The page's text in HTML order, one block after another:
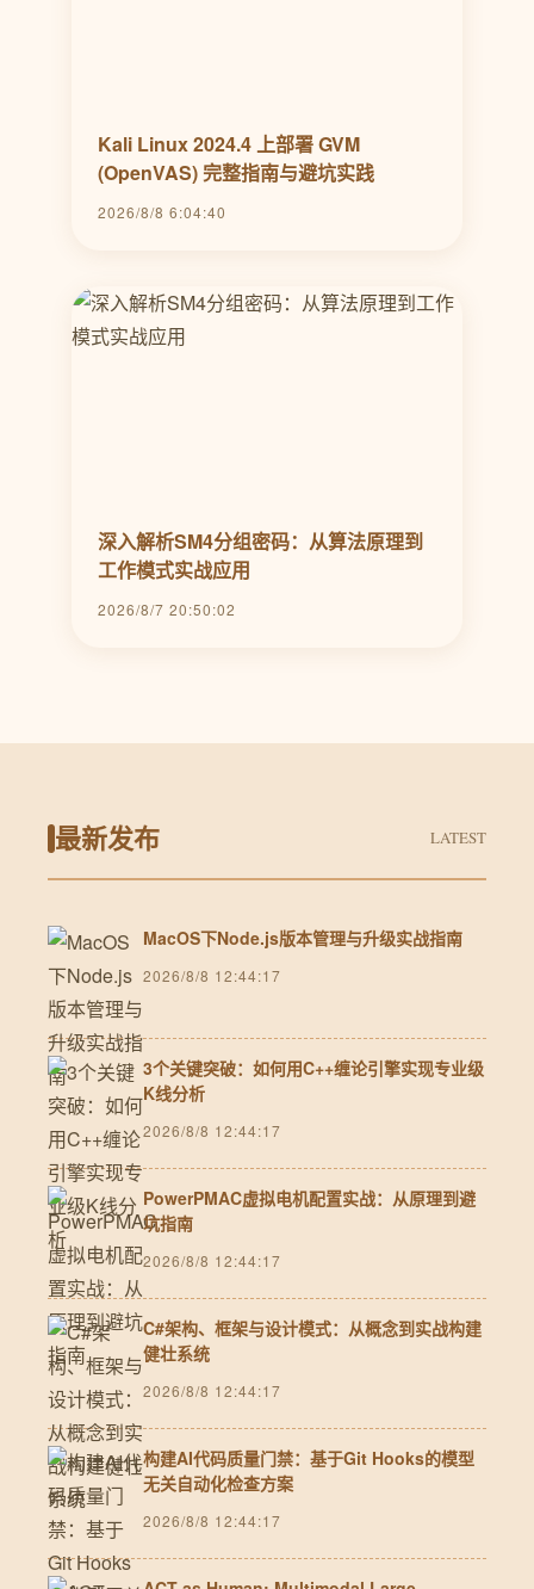
Kali Linux 2024.4 上部署 GVM
(OpenVAS) 完整指南与避坑实践
2026/8/8 6:04:40
深入解析SM4分组密码：从算法原理到
工作模式实战应用
2026/8/7 20:50:02
最新发布 LATEST
MacOS下Node.js版本管理与升级实战指南
2026/8/8 12:44:17
3个关键突破：如何用C++缠论引擎实现专业级
K线分析
2026/8/8 12:44:17
PowerPMAC虚拟电机配置实战：从原理到避
坑指南
2026/8/8 12:44:17
C#架构、框架与设计模式：从概念到实战构建
健壮系统
2026/8/8 12:44:17
构建AI代码质量门禁：基于Git Hooks的模型
无关自动化检查方案
2026/8/8 12:44:17